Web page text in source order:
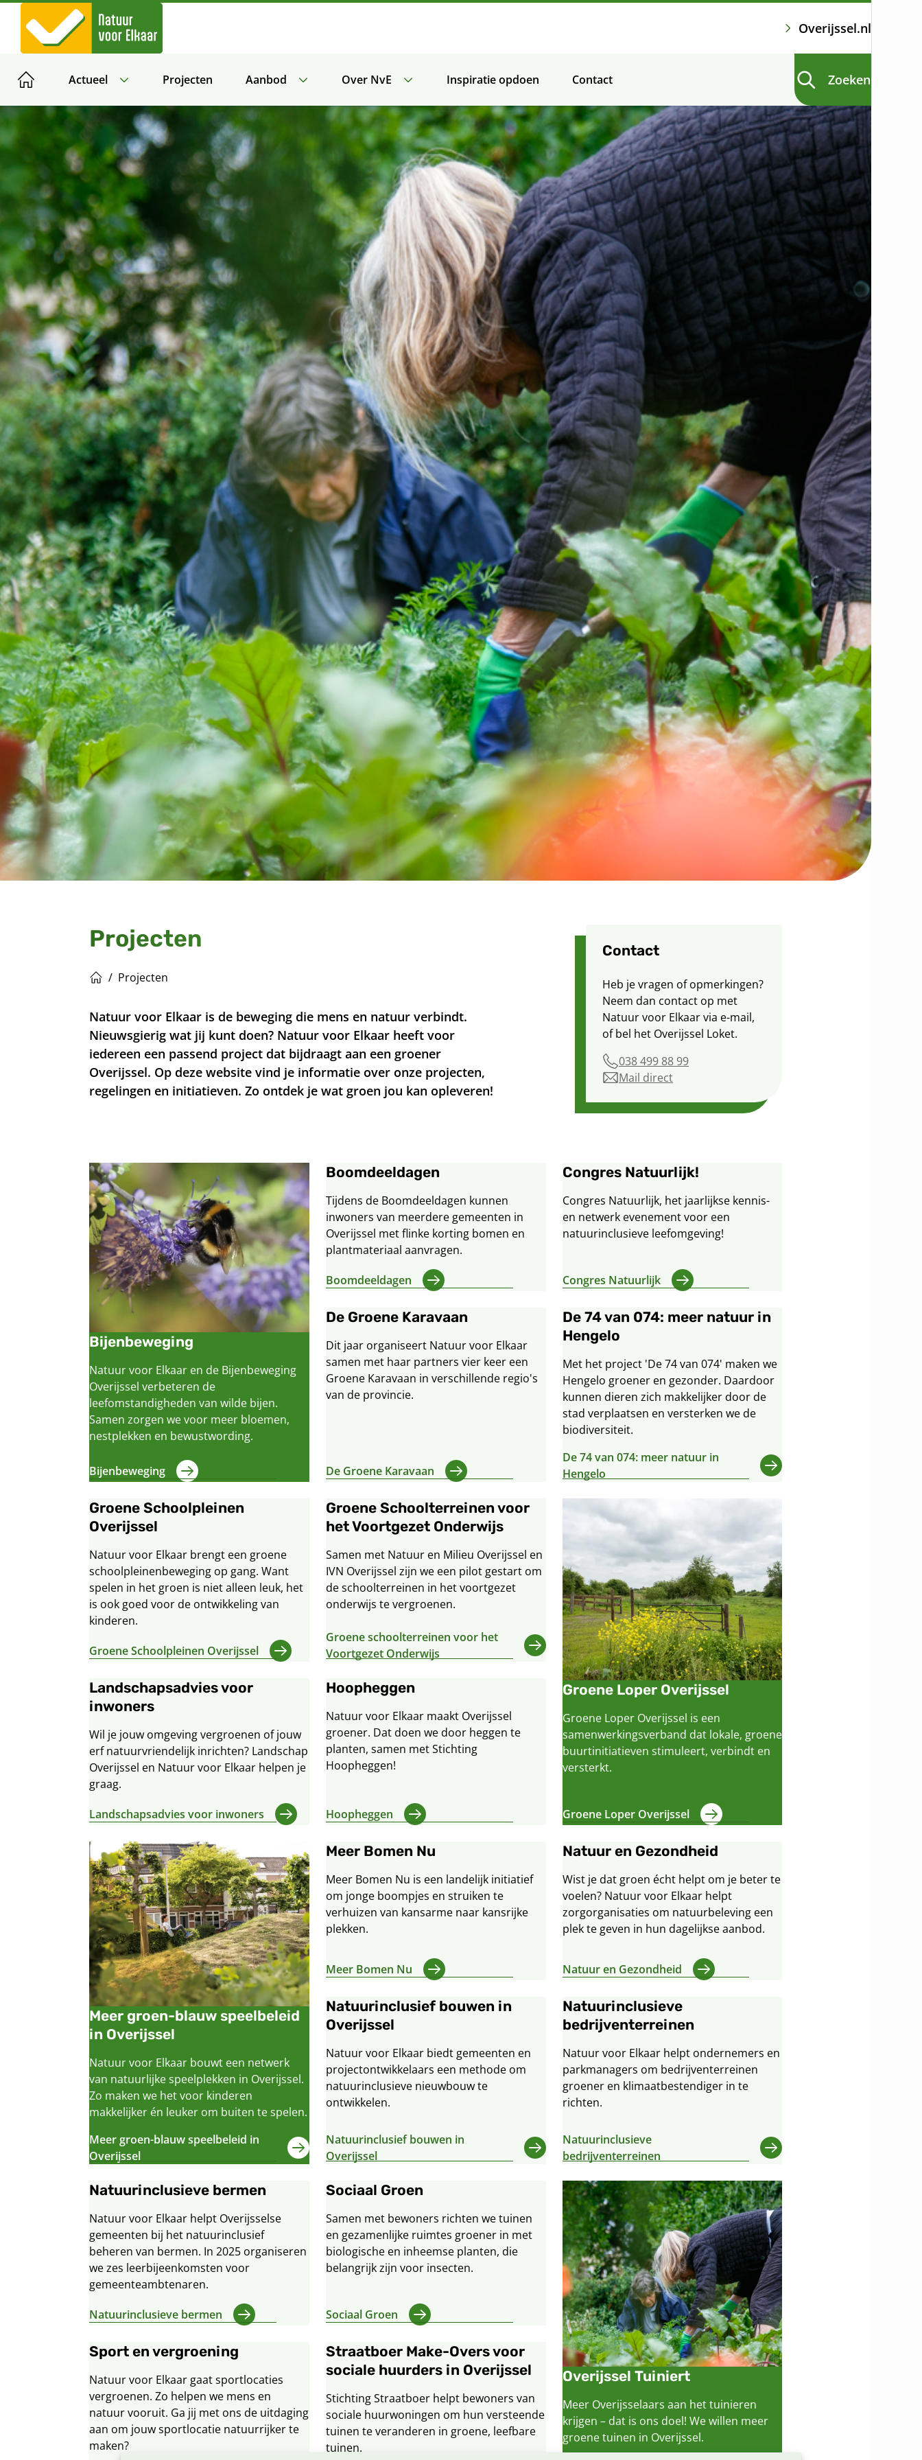
Direct
hoofdinhoud
Overijssel.nl
Home
Actueel Projecten Aanbod Over NvE Inspiratie opdoen Contact Zoeken
Projecten
/ Projecten
Contact
Heb je vragen of opmerkingen?
Neem dan contact op met
Natuur voor Elkaar via e-mail,
of bel het Overijssel Loket.
Telefoonnummer
038 499 88 99
Mail direct
Natuur voor Elkaar is de beweging die mens en natuur verbindt.
Nieuwsgierig wat jij kunt doen? Natuur voor Elkaar heeft voor
iedereen een passend project dat bijdraagt aan een groener
Overijssel. Op deze website vind je informatie over onze projecten,
regelingen en initiatieven. Zo ontdek je wat groen jou kan opleveren!
Bijenbeweging
Natuur voor Elkaar en de Bijenbeweging
Overijssel verbeteren de
leefomstandigheden van wilde bijen.
Samen zorgen we voor meer bloemen,
nestplekken en bewustwording.
Bijenbeweging
Boomdeeldagen
Tijdens de Boomdeeldagen kunnen
inwoners van meerdere gemeenten in
Overijssel met flinke korting bomen en
plantmateriaal aanvragen.
Boomdeeldagen
Congres Natuurlijk!
Congres Natuurlijk, het jaarlijkse kennis-
en netwerk evenement voor een
natuurinclusieve leefomgeving!
Congres Natuurlijk
De Groene Karavaan
Dit jaar organiseert Natuur voor Elkaar
samen met haar partners vier keer een
Groene Karavaan in verschillende regio's
van de provincie.
De Groene Karavaan
De 74 van 074: meer natuur in
Hengelo
Met het project 'De 74 van 074' maken we
Hengelo groener en gezonder. Daardoor
kunnen dieren zich makkelijker door de
stad verplaatsen en versterken we de
biodiversiteit.
De 74 van 074: meer natuur in
Hengelo
Groene Schoolpleinen
Overijssel
Natuur voor Elkaar brengt een groene
schoolpleinenbeweging op gang. Want
spelen in het groen is niet alleen leuk, het
is ook goed voor de ontwikkeling van
kinderen.
Groene Schoolpleinen Overijssel
Groene Schoolterreinen voor
het Voortgezet Onderwijs
Samen met Natuur en Milieu Overijssel en
IVN Overijssel zijn we een pilot gestart om
de schoolterreinen in het voortgezet
onderwijs te vergroenen.
Groene schoolterreinen voor het
Voortgezet Onderwijs
Landschapsadvies voor
inwoners
Wil je jouw omgeving vergroenen of jouw
erf natuurvriendelijk inrichten? Landschap
Overijssel en Natuur voor Elkaar helpen je
graag.
Landschapsadvies voor inwoners
Hoopheggen
Natuur voor Elkaar maakt Overijssel
groener. Dat doen we door heggen te
planten, samen met Stichting
Hoopheggen!
Hoopheggen
Groene Loper Overijssel
Groene Loper Overijssel is een
samenwerkingsverband dat lokale, groene
buurtinitiatieven stimuleert, verbindt en
versterkt.
Groene Loper Overijssel
Meer groen-blauw speelbeleid
in Overijssel
Natuur voor Elkaar bouwt een netwerk
van natuurlijke speelplekken in Overijssel.
Zo maken we het voor kinderen
makkelijker én leuker om buiten te spelen.
Meer groen-blauw speelbeleid in
Overijssel
Meer Bomen Nu
Meer Bomen Nu is een landelijk initiatief
om jonge boompjes en struiken te
verhuizen van kansarme naar kansrijke
plekken.
Meer Bomen Nu
Natuur en Gezondheid
Wist je dat groen écht helpt om je beter te
voelen? Natuur voor Elkaar helpt
zorgorganisaties om natuurbeleving een
plek te geven in hun dagelijkse aanbod.
Natuur en Gezondheid
Natuurinclusief bouwen in
Overijssel
Natuur voor Elkaar biedt gemeenten en
projectontwikkelaars een methode om
natuurinclusieve nieuwbouw te
ontwikkelen.
Natuurinclusief bouwen in
Overijssel
Natuurinclusieve
bedrijventerreinen
Natuur voor Elkaar helpt ondernemers en
parkmanagers om bedrijventerreinen
groener en klimaatbestendiger in te
richten.
Natuurinclusieve
bedrijventerreinen
Natuurinclusieve bermen
Natuur voor Elkaar helpt Overijsselse
gemeenten bij het natuurinclusief
beheren van bermen. In 2025 organiseren
we zes leerbijeenkomsten voor
gemeenteambtenaren.
Natuurinclusieve bermen
Sociaal Groen
Samen met bewoners richten we tuinen
en gezamenlijke ruimtes groener in met
biologische en inheemse planten, die
belangrijk zijn voor insecten.
Sociaal Groen
Sport en vergroening
Natuur voor Elkaar gaat sportlocaties
vergroenen. Zo helpen we mens en
natuur vooruit. Ga jij met ons de uitdaging
aan om jouw sportlocatie natuurrijker te
maken?
Straatboer Make-Overs voor
sociale huurders in Overijssel
Stichting Straatboer helpt bewoners van
sociale huurwoningen om hun versteende
tuinen te veranderen in groene, leefbare
tuinen.
Overijssel Tuiniert
Meer Overijsselaars aan het tuinieren
krijgen – dat is ons doel! We willen meer
groene tuinen in Overijssel.